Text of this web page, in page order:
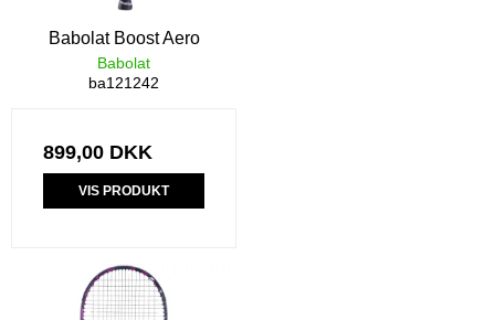
Babolat Boost Aero
Babolat
ba121242
899,00 DKK
VIS PRODUKT